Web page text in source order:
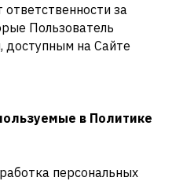
ответственности за
Пользователь
доступным на Сайте
в Политике
персональных